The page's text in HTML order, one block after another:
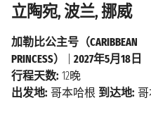
立陶宛, 波兰, 挪威
加勒比公主号（CARIBBEAN
PRINCESS）
2027年5月18日
行程天数: 12晚
出发地: 哥本哈根 到达地: 哥